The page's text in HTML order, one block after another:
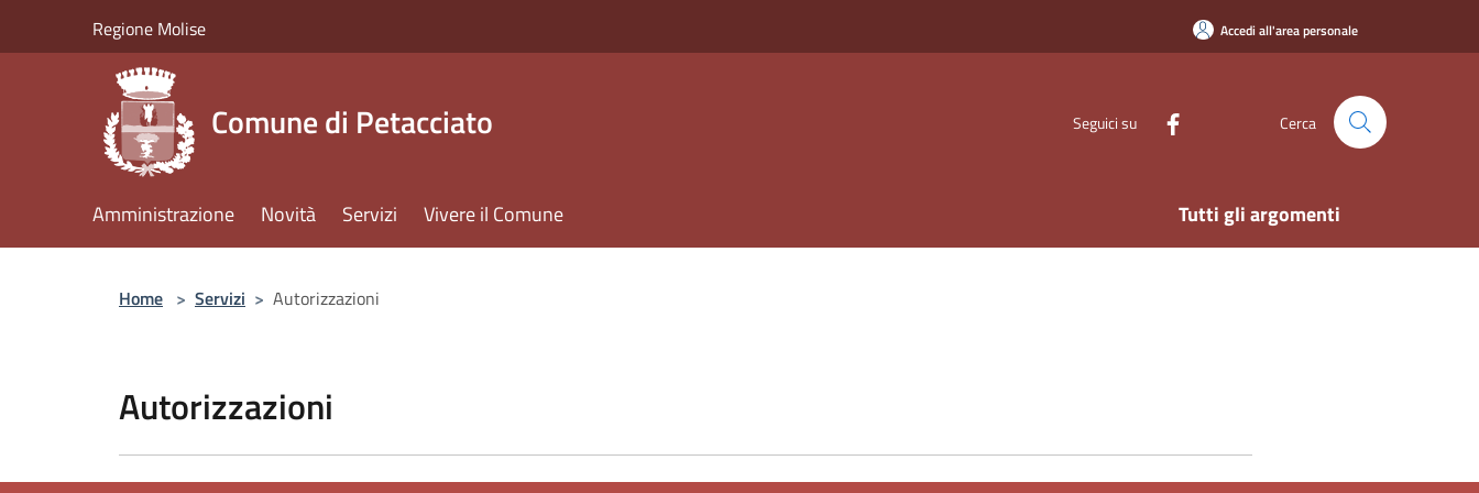
Regione Molise Accedi all'area personale
Comune di Petacciato Seguici su Cerca
Amministrazione Novità Servizi Vivere il Comune Tutti gli argomenti
Home > Servizi > Autorizzazioni
Autorizzazioni